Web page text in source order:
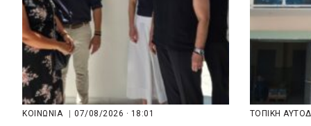
ΚΟΙΝΩΝΙΑ 07/08/2026 · 18:01 ΤΟΠΙΚΗ